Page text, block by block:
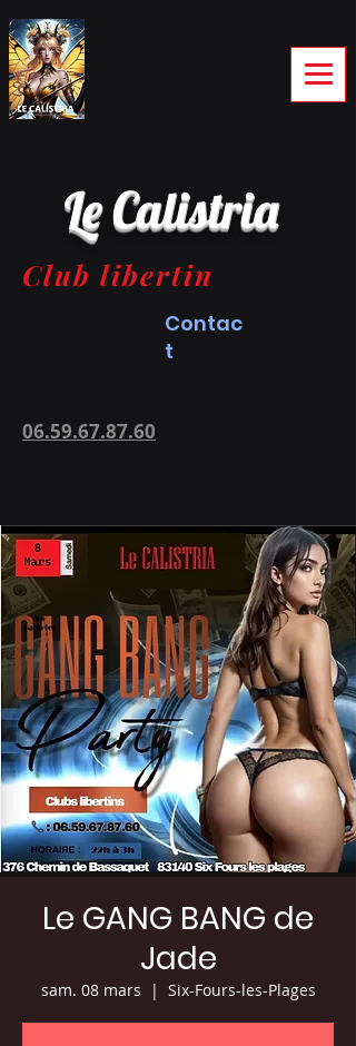
Le Calistria
Club libertin
Contac
t
06.59.67.87.60
Le GANG BANG de
Jade
sam. 08 mars
  |
Six-Fours-les-Plages